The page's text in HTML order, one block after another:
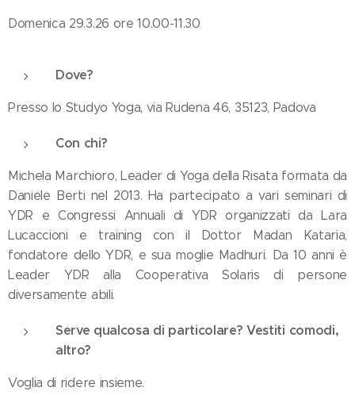
Domenica 29.3.26 ore 10.00-11.30
Dove?
Presso lo Studyo Yoga, via Rudena 46, 35123, Padova
Con chi?
Michela Marchioro, Leader di Yoga della Risata formata da
Daniele Berti nel 2013. Ha partecipato a vari seminari di
YDR e Congressi Annuali di YDR organizzati da Lara
Lucaccioni e training con il Dottor Madan Kataria,
fondatore dello YDR, e sua moglie Madhuri. Da 10 anni è
Leader YDR alla Cooperativa Solaris di persone
diversamente abili.
Serve qualcosa di particolare? Vestiti comodi,
altro?
Voglia di ridere insieme.